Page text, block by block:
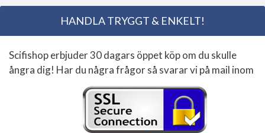
HANDLA TRYGGT & ENKELT!
Scifishop erbjuder 30 dagars öppet köp om du skulle
ångra dig! Har du några frågor så svarar vi på mail inom